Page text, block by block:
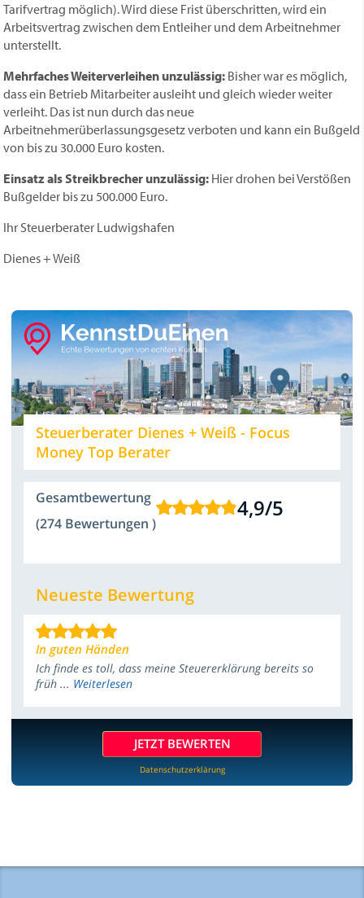
Tarifvertrag möglich). Wird diese Frist überschritten, wird ein
Arbeitsvertrag zwischen dem Entleiher und dem Arbeitnehmer
unterstellt.
Mehrfaches Weiterverleihen unzulässig: Bisher war es möglich,
dass ein Betrieb Mitarbeiter ausleiht und gleich wieder weiter
verleiht. Das ist nun durch das neue
Arbeitnehmerüberlassungsgesetz verboten und kann ein Bußgeld
von bis zu 30.000 Euro kosten.
Einsatz als Streikbrecher unzulässig: Hier drohen bei Verstößen
Bußgelder bis zu 500.000 Euro.
Ihr Steuerberater Ludwigshafen
Dienes + Weiß
Steuerberater Dienes + Weiß - Focus
Money Top Berater
Gesamtbewertung
(274 Bewertungen )
4,9/5
Neueste Bewertung
In guten Händen
Ich finde es toll, dass meine Steuererklärung bereits so
früh ... Weiterlesen
JETZT BEWERTEN
Datenschutzerklärung